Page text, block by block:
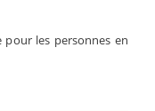
les personnes en